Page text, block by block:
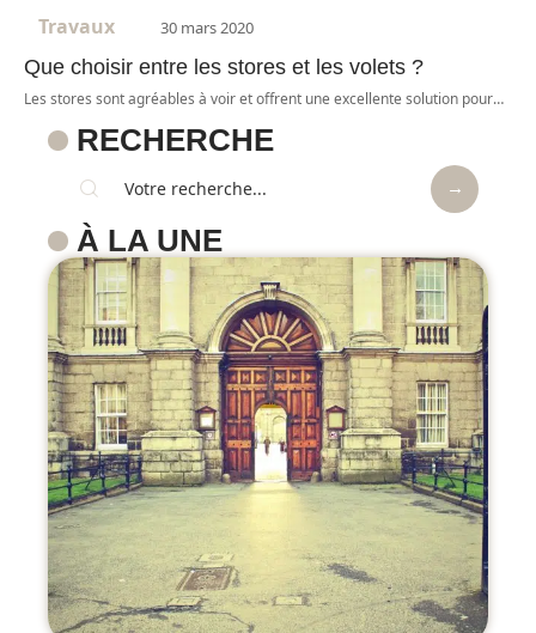
Travaux 30 mars 2020
Que choisir entre les stores et les volets ?
Les stores sont agréables à voir et offrent une excellente solution pour…
RECHERCHE
À LA UNE